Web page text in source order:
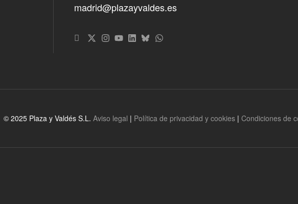
madrid@plazayvaldes.es
© 2025 Plaza y Valdés S.L. Aviso legal | Política de privacidad y cookies| Condiciones de